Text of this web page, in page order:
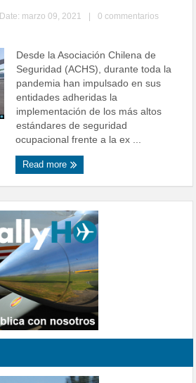
Date: marzo 09, 2021
0 commentarios
Desde la Asociación Chilena de
Seguridad (ACHS), durante toda la
pandemia han impulsado en sus
entidades adheridas la
implementación de los más altos
estándares de seguridad
ocupacional frente a la ex ...
Read more